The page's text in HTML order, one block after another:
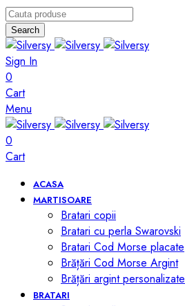
Search
Sign In
0
Cart
Menu
0
Cart
ACASA
MARTISOARE
Bratari copii
Bratari cu perla Swarovski
Bratari Cod Morse placate
Brățări Cod Morse Argint
Brățări argint personalizate
BRATARI